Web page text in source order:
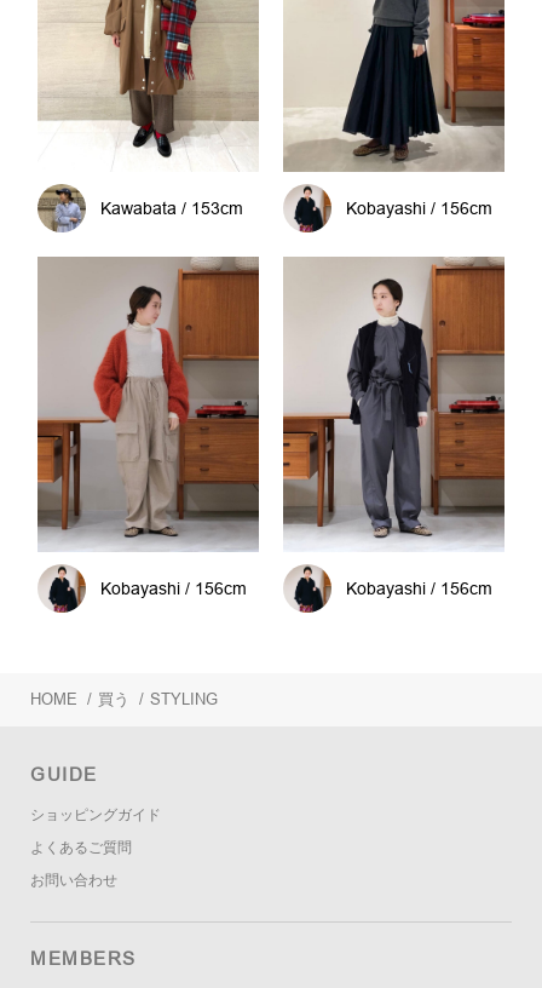
Kawabata / 153cm Kobayashi / 156cm
Kobayashi / 156cm Kobayashi / 156cm
HOME / 買う / STYLING
GUIDE
ショッピングガイド
よくあるご質問
お問い合わせ
MEMBERS